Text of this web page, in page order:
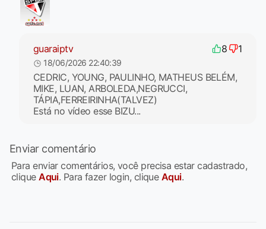
guaraiptv 8 1
18/06/2026 22:40:39
CEDRIC, YOUNG, PAULINHO, MATHEUS BELÉM,
MIKE, LUAN, ARBOLEDA,NEGRUCCI,
TÁPIA,FERREIRINHA(TALVEZ)
Está no vídeo esse BIZU...
Enviar comentário
Para enviar comentários, você precisa estar cadastrado,
cliqueAqui. Para fazer login, clique Aqui.